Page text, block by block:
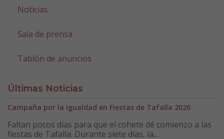
Noticias
Sala de prensa
Tablón de anuncios
Últimas Noticias
Campaña por la Igualdad en Fiestas de Tafalla 2026
Faltan pocos días para que el cohete dé comienzo a las
fiestas de Tafalla. Durante siete días, la...